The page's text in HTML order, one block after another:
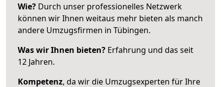
Wie? Durch unser professionelles Netzwerk
können wir Ihnen weitaus mehr bieten als manch
andere Umzugsfirmen in Tübingen.
Was wir Ihnen bieten? Erfahrung und das seit
12 Jahren.
Kompetenz, da wir die Umzugsexperten für Ihre